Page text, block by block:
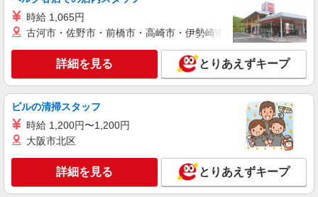
キープ 詳細を見る
職業紹介
株式会社kotrio /●SW-S-2078412
≪運転ができる方⇒即戦力！≫国立駅近くのデ
イサービス♪
【正社員】月給240,000〜400,000円 ・基本
給：200,000円〜220,000円 ・資格手当：10,000〜
30,000円 ・役職手当：10,000〜70,000円 ・処遇改
善手当：20,000〜60,000円（勤続年数、保有資格
により変動） ・固定残業手当：20,000円（10時
間） ※固定残業時間を超過する場合には超過勤務
手当として別途支給 下記資格をお持ちの方歓迎 ・
キープ 詳細を見る
時給 1,065円
古河市・佐野市・前橋市・高崎市・伊勢崎市・太田市・館林市
詳細を見る とりあえずキープ
ビルの清掃スタッフ
時給 1,200円〜1,200円
大阪市北区
詳細を見る とりあえずキープ